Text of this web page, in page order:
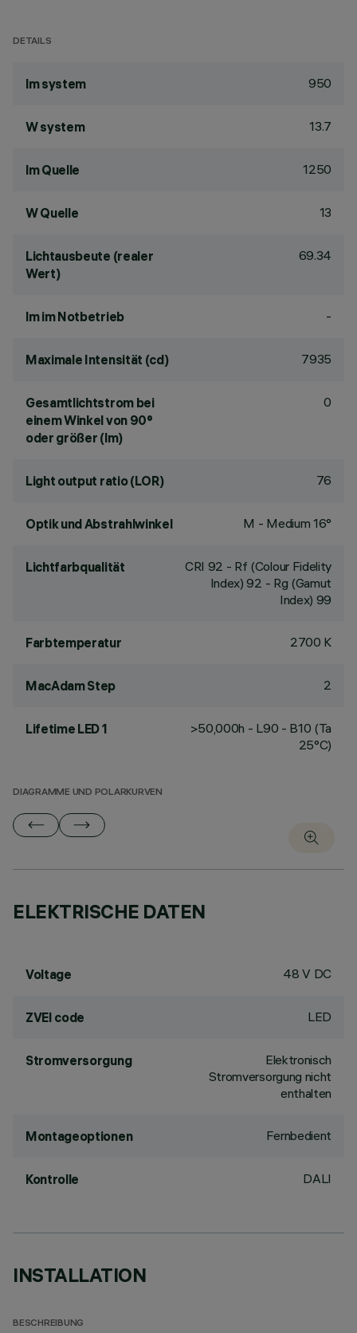
DETAILS
lm system 950
W system 13.7
lm Quelle 1250
W Quelle 13
Lichtausbeute (realer
Wert)
69.34
lm im Notbetrieb -
Maximale Intensität (cd) 7935
Gesamtlichtstrom bei
einem Winkel von 90°
oder größer (lm)
0
Light output ratio (LOR) 76
Optik und Abstrahlwinkel M - Medium 16°
Lichtfarbqualität CRI 92 - Rf (Colour Fidelity
Index) 92 - Rg (Gamut
Index) 99
Farbtemperatur 2700 K
MacAdam Step 2
Lifetime LED 1
>50,000h - L90 - B10 (Ta
25°C)
DIAGRAMME UND POLARKURVEN
ELEKTRISCHE DATEN
Voltage 48 V DC
ZVEI code LED
Stromversorgung
Elektronisch
Stromversorgung nicht
enthalten
Montageoptionen Fernbedient
Kontrolle DALI
INSTALLATION
BESCHREIBUNG